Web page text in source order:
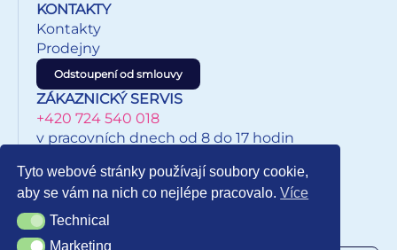
KONTAKTY
Kontakty
Prodejny
Odstoupení od smlouvy
ZÁKAZNICKÝ SERVIS
+420 724 540 018
v pracovních dnech od 8 do 17 hodin
NEWSLETTER
Tyto webové stránky používají soubory cookie,
aby se vám na nich co nejlépe pracovalo.Více
TechnicalTechnical
Marketing